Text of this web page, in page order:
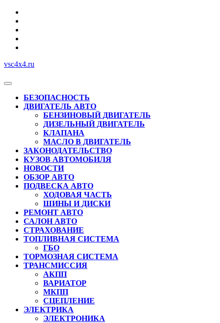
Перейти
содержимому
vsc4x4.ru
Кнопка
ОткрытьБЕЗОПАСНОСТЬ
ДВИГАТЕЛЬ АВТО
БЕНЗИНОВЫЙ ДВИГАТЕЛЬ
ДИЗЕЛЬНЫЙ ДВИГАТЕЛЬ
КЛАПАНА
МАСЛО В ДВИГАТЕЛЬ
ЗАКОНОДАТЕЛЬСТВО
КУЗОВ АВТОМОБИЛЯ
НОВОСТИ
ОБЗОР АВТО
ПОДВЕСКА АВТО
ХОДОВАЯ ЧАСТЬ
ШИНЫ И ДИСКИ
РЕМОНТ АВТО
САЛОН АВТО
СТРАХОВАНИЕ
ТОПЛИВНАЯ СИСТЕМА
ГБО
ТОРМОЗНАЯ СИСТЕМА
ТРАНСМИССИЯ
АКПП
ВАРИАТОР
МКПП
СЦЕПЛЕНИЕ
ЭЛЕКТРИКА
ЭЛЕКТРОНИКА